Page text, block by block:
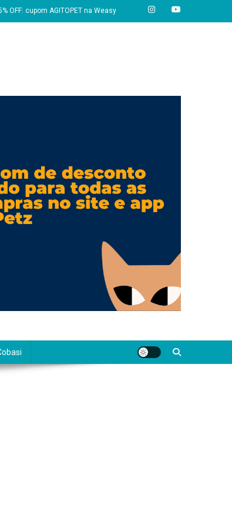
OFF: cupom AGITOPET na Weasy